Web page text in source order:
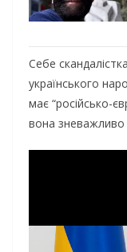
Себе
українського
має “російсько-
вона зневажливо